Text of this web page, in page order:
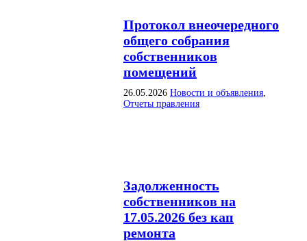
Протокол внеочередного
общего собрания
собственников
помещений
26.05.2026 Новости и объявления,
Отчеты правления
Задолженность
собственников на
17.05.2026 без кап
ремонта